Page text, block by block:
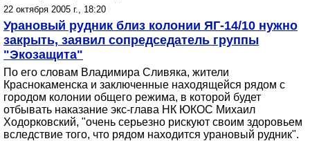
22 октября 2005 г., 18:20
Урановый рудник близ колонии ЯГ-14/10 нужно
закрыть, заявил сопредседатель группы
"Экозащита"
По его словам Владимира Сливяка, жители
Краснокаменска и заключенные находящейся рядом с
городом колонии общего режима, в которой будет
отбывать наказание экс-глава НК ЮКОС Михаил
Ходорковский, "очень серьезно рискуют своим здоровьем
вследствие того, что рядом находится урановый рудник".